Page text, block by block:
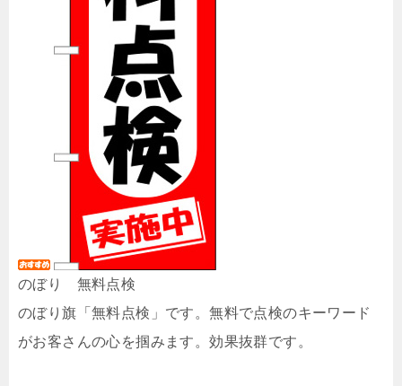
のぼり 無料点検
のぼり旗「無料点検」です。無料で点検のキーワード
がお客さんの心を掴みます。効果抜群です。